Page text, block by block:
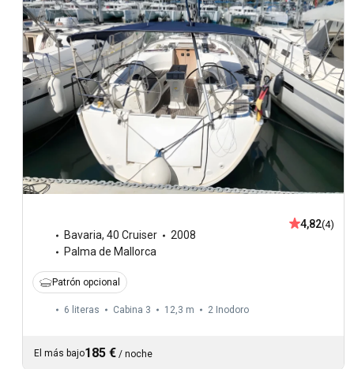
Bavaria, 40 Cruiser
2008
Palma de Mallorca
4,82(4)
Patrón opcional
6 literas Cabina 3 12,3 m 2 Inodoro
El más bajo185 € / noche